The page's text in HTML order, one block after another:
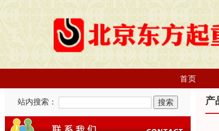
首页
站内搜索： 产